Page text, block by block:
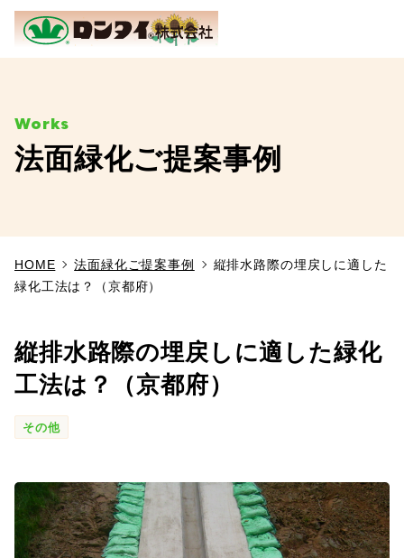
TOP
施工実績
よくあるご質問
SDGs
会社概要
お知らせ
法面緑化ご提案事例
HOME 法面緑化ご提案事例
縦排水路際の埋戻しに適した
緑化工法は？（京都府）
縦排水路際の埋戻しに適した緑化
工法は？（京都府）
その他